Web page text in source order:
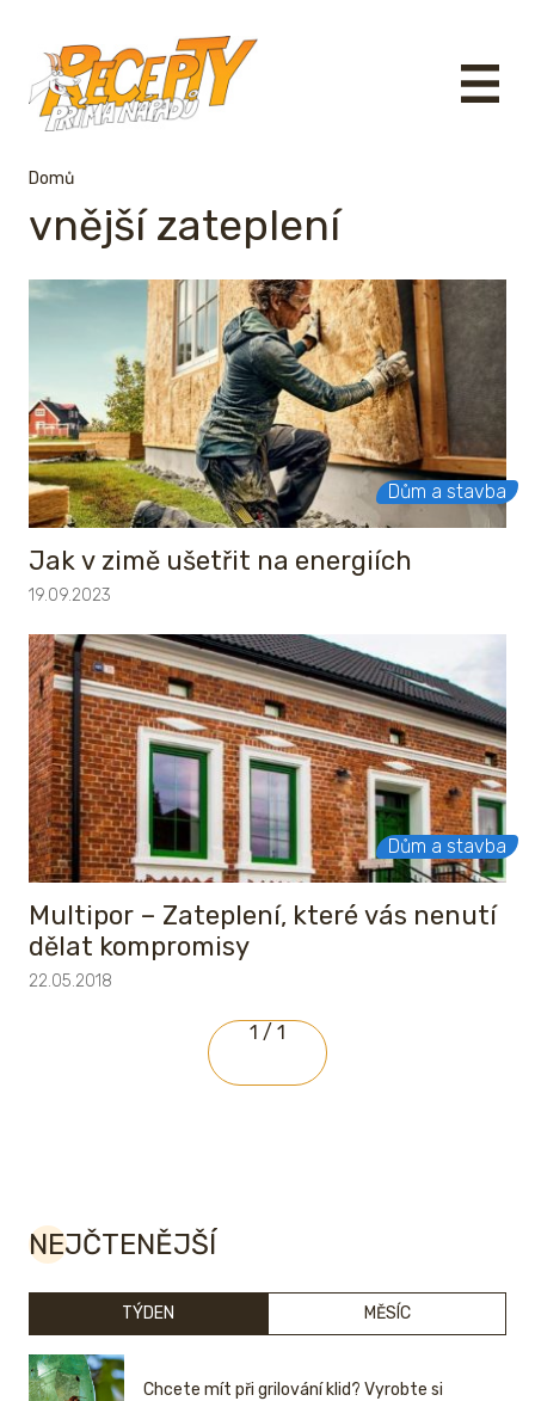
Domů
vnější zateplení
Dům a stavba
Jak v zimě ušetřit na energiích
19.09.2023
Dům a stavba
Multipor – Zateplení, které vás nenutí
dělat kompromisy
22.05.2018
1 / 1
NEJČTENĚJŠÍ
TÝDEN MĚSÍC
Chcete mít při grilování klid? Vyrobte si